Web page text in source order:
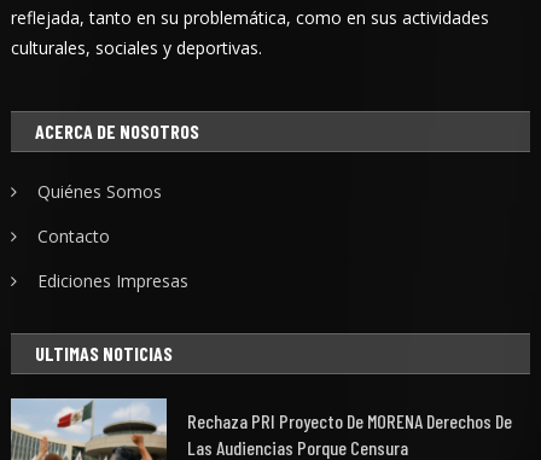
reflejada, tanto en su problemática, como en sus actividades
culturales, sociales y deportivas.
ACERCA DE NOSOTROS
Quiénes Somos
Contacto
Ediciones Impresas
ULTIMAS NOTICIAS
Rechaza PRI Proyecto De MORENA Derechos De
Las Audiencias Porque Censura